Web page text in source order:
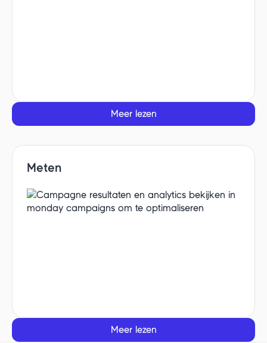
Meer lezen
Meten
Meer lezen